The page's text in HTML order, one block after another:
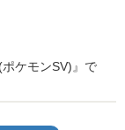
ケモンSV)』で